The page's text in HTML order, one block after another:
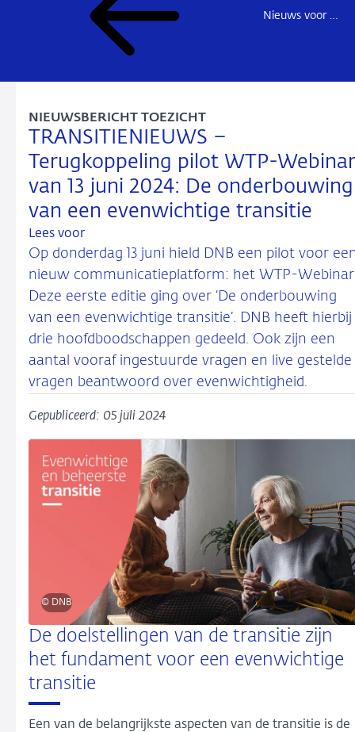
Nieuws voor de sector
TRANSITIENIEUWS –
Terugkoppeling pilot WTP-Webinar
van 13 juni 2024: De onderbouwing
van een evenwichtige transitie
NIEUWSBERICHT TOEZICHT
Lees voor
Op donderdag 13 juni hield DNB een pilot voor
nieuw communicatieplatform: het WTP-
Deze eerste editie ging over ‘De onderbouwing
van een evenwichtige transitie’. DNB heeft hierbij
drie hoofdboodschappen gedeeld. Ook zijn een
aantal vooraf ingestuurde vragen en live gestelde
vragen beantwoord over evenwichtigheid.
Gepubliceerd: 05 juli 2024
© DNB
De doelstellingen van de transitie zijn
het fundament voor een evenwichtige
transitie
Een van de belangrijkste aspecten van de transitie is de